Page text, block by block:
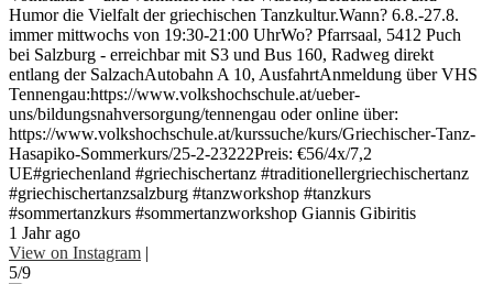
Humor die Vielfalt der griechischen Tanzkultur.Wann? 6.8.-27.8.
immer mittwochs von 19:30-21:00 UhrWo? Pfarrsaal, 5412 Puch
bei Salzburg - erreichbar mit S3 und Bus 160, Radweg direkt
entlang der SalzachAutobahn A 10, AusfahrtAnmeldung über VHS
Tennengau:https://www.volkshochschule.at/ueber-
uns/bildungsnahversorgung/tennengau oder online über:
https://www.volkshochschule.at/kurssuche/kurs/Griechischer-Tanz-
Hasapiko-Sommerkurs/25-2-23222Preis: €56/4x/7,2
UE#griechenland #griechischertanz #traditionellergriechischertanz
#griechischertanzsalzburg #tanzworkshop #tanzkurs
#sommertanzkurs #sommertanzworkshop Giannis Gibiritis
1 Jahr ago
View on Instagram |
5/9